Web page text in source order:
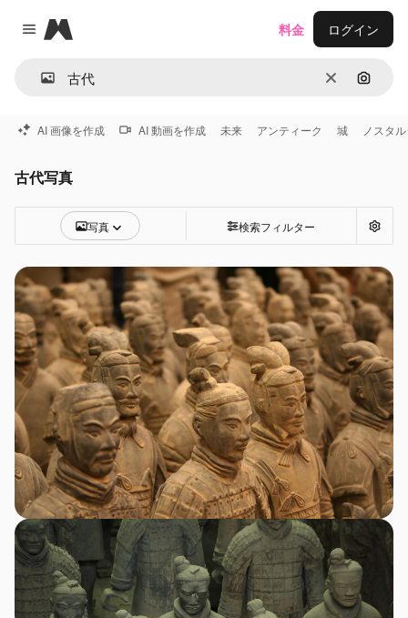
Close menu
Magnific
消去 画像で
料金 ログイン
AI 画像を作成 AI 動画を作成 未来 アンティーク 城 ノスタ
古代写真
写真 検索フィルター